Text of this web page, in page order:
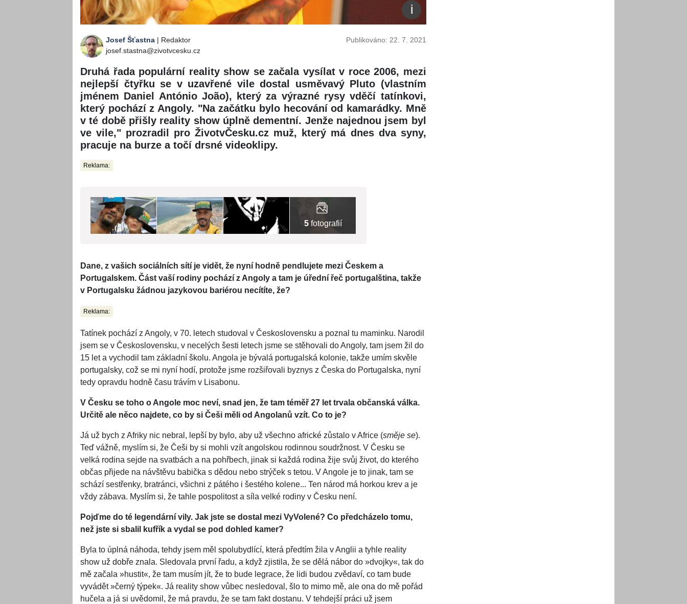
Josef Šťastna | Redaktor
josef.stastna@zivotvcesku.cz
Publikováno: 22. 7. 2021
Druhá řada populární reality show se začala vysílat v roce 2006, mezi
nejlepší čtyřku se v uzavřené vile dostal usměvavý Pluto (vlastním
jménem Daniel António João), který za výrazné rysy vděčí tatínkovi,
který pochází z Angoly. "Na začátku bylo hecování od kamarádky. Mně
v té době přišly reality show úplně dementní. Jenže najednou jsem byl
ve vile," prozradil pro ŽivotvČesku.cz muž, který má dnes dva syny,
pracuje na burze a točí drsné videoklipy.
Reklama:
5fotografií
Dane, z vašich sociálních sítí je vidět, že nyní hodně pendlujete mezi Českem a
Portugalskem. Část vaší rodiny pochází z Angoly a tam je úřední řeč portugalština, takže
v Portugalsku žádnou jazykovou bariérou necítíte, že?
Reklama:
Tatínek pochází z Angoly, v 70. letech studoval v Československu a poznal tu maminku. Narodil
jsem se v Československu, v necelých šesti letech jsme se stěhovali do Angoly, tam jsem žil do
15 let a vychodil tam základní školu. Angola je bývalá portugalská kolonie, takže umím skvěle
portugalsky, což se mi nyní hodí, protože jsme rozšiřovali byznys z Česka do Portugalska, nyní
tedy opravdu hodně času trávím v Lisabonu.
V Česku se toho o Angole moc neví, snad jen, že tam téměř 27 let trvala občanská válka.
Určitě ale něco najdete, co by si Češi měli od Angolanů vzít. Co to je?
Já už bych z Afriky nic nebral, lepší by bylo, aby už všechno africké zůstalo v Africe (směje se).
Teď vážně, myslím si, že Češi by si mohli vzít angolskou rodinnou soudržnost. V Česku se
velká rodina sejde na svatbách a na pohřbech, jinak si každá rodina žije svůj život, do kterého
občas přijede na návštěvu babička s dědou nebo strýček s tetou. V Angole je to jinak, tam se
schází sestřenky, bratránci, všichni z pátého i šestého kolene... Ten národ má horkou krev a je
vždy zábava. Myslím si, že tahle pospolitost a síla velké rodiny v Česku není.
Pojďme do té legendární vily. Jak jste se dostal mezi VyVolené? Co předcházelo tomu,
než jste si sbalil kufřík a vydal se pod dohled kamer?
Byla to úplná náhoda, tehdy jsem měl spolubydlící, která předtím žila v Anglii a tyhle reality
show už dobře znala. Sledovala první řadu, a když zjistila, že se dělá nábor do »dvojky«, tak do
mě začala »hustit«, že tam musím jít, že to bude legrace, že lidi budou zvědaví, co tam bude
vyvádět »černý týpek«. Já reality show vůbec nesledoval, šlo to mimo mě, ale ona do mě pořád
hučela a já si uvědomil, že má pravdu, že se tam fakt dostanu. V tehdejší práci už jsem